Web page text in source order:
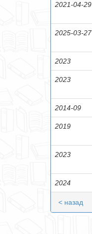
2021-04-29
2025-03-27
2023
2023
2014-09
2019
2023
2024
< назад